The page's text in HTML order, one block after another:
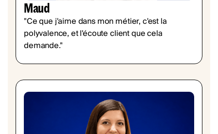
Maud
"Ce que j'aime dans mon métier, c'est la
polyvalence, et l'écoute client que cela
demande."